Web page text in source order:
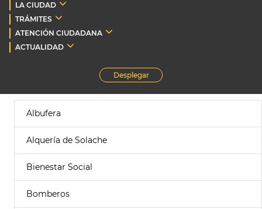
LA CIUDAD
TRÁMITES
ATENCIÓN CIUDADANA
ACTUALIDAD
Desplegar
Albufera
Alquería de Solache
Bienestar Social
Bomberos